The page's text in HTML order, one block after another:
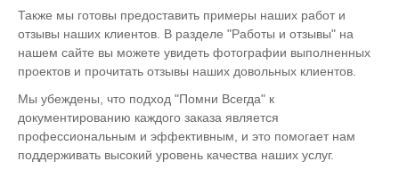
Также мы готовы предоставить примеры наших работ и
отзывы наших клиентов. В разделе "Работы и отзывы" на
нашем сайте вы можете увидеть фотографии выполненных
проектов и прочитать отзывы наших довольных клиентов.
Мы убеждены, что подход "Помни Всегда" к
документированию каждого заказа является
профессиональным и эффективным, и это помогает нам
поддерживать высокий уровень качества наших услуг.